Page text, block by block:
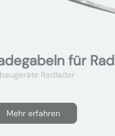
für
Radlader
Mehr erfahren